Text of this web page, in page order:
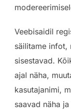
Veebisaidil
säilitame infot,
sisestavad.
ajal näha,
kasutajanimi,
saavad näha